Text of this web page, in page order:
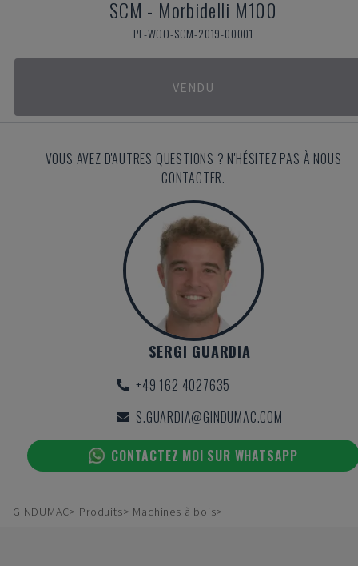
SCM - Morbidelli M100
PL-WOO-SCM-2019-00001
VENDU
VOUS AVEZ D'AUTRES QUESTIONS ? N'HÉSITEZ PAS À NOUS
CONTACTER.
SERGI GUARDIA
+49 162 4027635
S.GUARDIA@GINDUMAC.COM
CONTACTEZ MOI SUR WHATSAPP
GINDUMAC Produits Machines à bois